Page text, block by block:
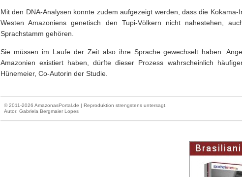
Mit den DNA-Analysen konnte zudem aufgezeigt werden, dass die
Westen Amazoniens genetisch den Tupi-Völkern nicht nahestehen,
Sprachstamm gehören.
Sie müssen im Laufe der Zeit also ihre Sprache gewechselt haben.
Amazonien existiert haben, dürfte dieser Prozess wahrscheinlich
Hünemeier, Co-Autorin der Studie.
© 2011-2026 AmazonasPortal.de | Reproduktion strengstens untersagt.
Autor: Gabriela Bergmaier Lopes